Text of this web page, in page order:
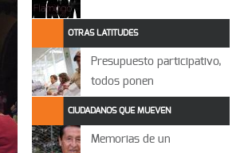
OTRAS LATITUDES
Presupuesto participativo,
todos ponen
CIUDADANOS QUE MUEVEN
Memorias de un